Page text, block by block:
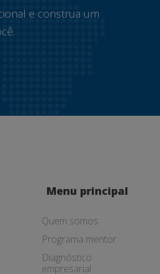
e construa um
Menu principal
Quem somos
Programa mentor
Diagnóstico
empresarial